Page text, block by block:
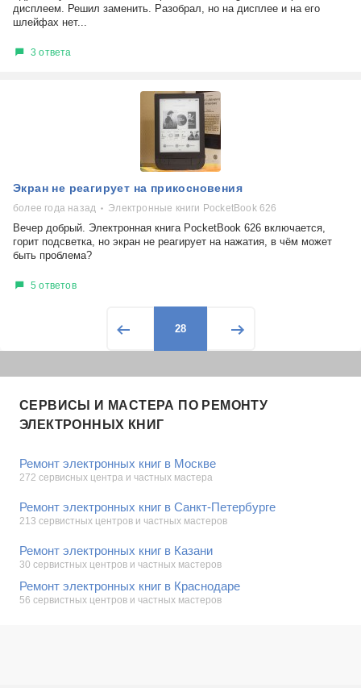
дисплеем. Решил заменить. Разобрал, но на дисплее и на его
шлейфах нет...
3 ответа
Экран не реагирует на прикосновения
более года назад Электронные книги PocketBook 626
Вечер добрый. Электронная книга PocketBook 626 включается,
горит подсветка, но экран не реагирует на нажатия, в чём может
быть проблема?
5 ответов
28
СЕРВИСЫ И МАСТЕРА ПО РЕМОНТУ
ЭЛЕКТРОННЫХ КНИГ
Ремонт электронных книг в Москве
272 сервисных центра и частных мастера
Ремонт электронных книг в Санкт-Петербурге
213 сервистных центров и частных мастеров
Ремонт электронных книг в Казани
30 сервистных центров и частных мастеров
Ремонт электронных книг в Краснодаре
56 сервистных центров и частных мастеров